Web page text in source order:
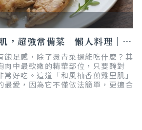
和風柚香煎雞里肌，超強常備菜｜懶人料理｜減脂友善
飽足感，除了燙青菜還能吃什麼？其
肉中最軟嫩的精華部位，只要醃對
好吃。這道「和風柚香煎雞里肌」
最愛，因為它不僅做法簡單，更適合